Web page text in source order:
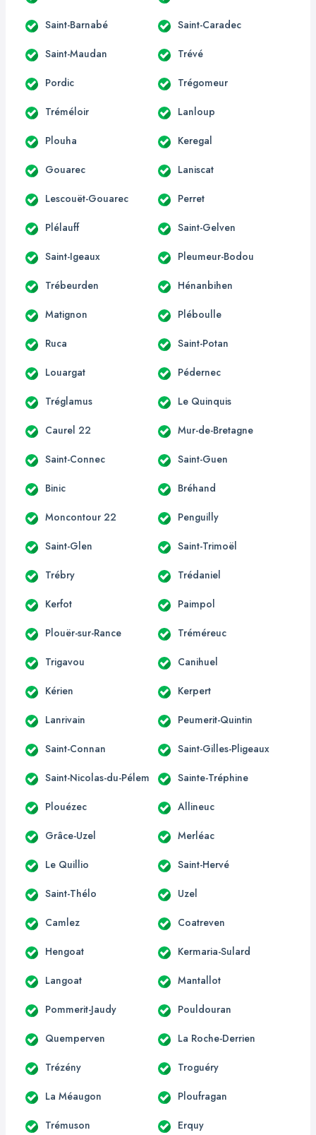
Saint-Barnabé Saint-Caradec
Saint-Maudan Trévé
Pordic Trégomeur
Tréméloir Lanloup
Plouha Keregal
Gouarec Laniscat
Lescouët-Gouarec Perret
Plélauff Saint-Gelven
Saint-Igeaux Pleumeur-Bodou
Trébeurden Hénanbihen
Matignon Pléboulle
Ruca Saint-Potan
Louargat Pédernec
Tréglamus Le Quinquis
Caurel 22 Mur-de-Bretagne
Saint-Connec Saint-Guen
Binic Bréhand
Moncontour 22 Penguilly
Saint-Glen Saint-Trimoël
Trébry Trédaniel
Kerfot Paimpol
Plouër-sur-Rance Tréméreuc
Trigavou Canihuel
Kérien Kerpert
Lanrivain Peumerit-Quintin
Saint-Connan Saint-Gilles-Pligeaux
Saint-Nicolas-du-Pélem Sainte-Tréphine
Plouézec Allineuc
Grâce-Uzel Merléac
Le Quillio Saint-Hervé
Saint-Thélo Uzel
Camlez Coatreven
Hengoat Kermaria-Sulard
Langoat Mantallot
Pommerit-Jaudy Pouldouran
Quemperven La Roche-Derrien
Trézény Troguéry
La Méaugon Ploufragan
Trémuson Erquy